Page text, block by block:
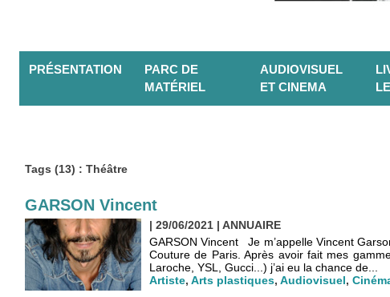
PRÉSENTATION
PARC DE
MATÉRIEL
AUDIOVISUEL
ET CINEMA
Tags (13) : Théâtre
GARSON Vincent
| 29/06/2021 | ANNUAIRE
GARSON Vincent Je m’appelle Vincent
Couture de Paris. Après avoir fait mes
Laroche, YSL, Gucci...) j’ai eu la chance de...
Artiste, Arts plastiques, Audiovisuel,